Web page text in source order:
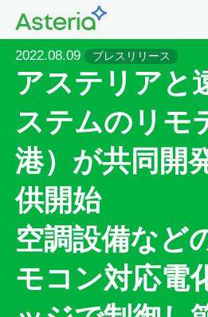
2022.08.09 プレスリリース
アステリアと
ステムのリモ
港）が共同開
供開始
空調設備など
モコン対応電